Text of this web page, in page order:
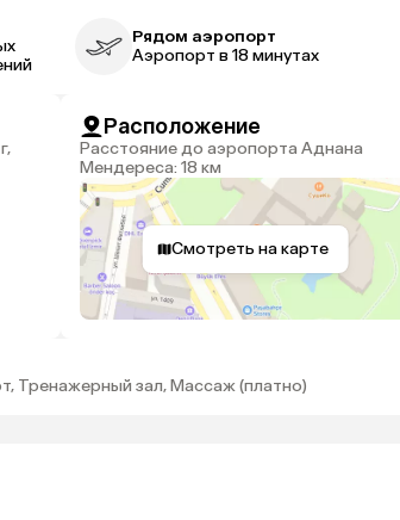
Рядом аэропорт
Аэропорт в 18 минутах
Расположение
Расстояние до аэропорта Аднана
Мендереса: 18 км
Смотреть на карте
Тренажерный зал, Массаж (платно)